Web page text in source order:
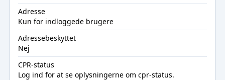
Adresse
Kun for indloggede brugere
Adressebeskyttet
Nej
CPR-status
Log ind for at se oplysningerne om cpr-status.